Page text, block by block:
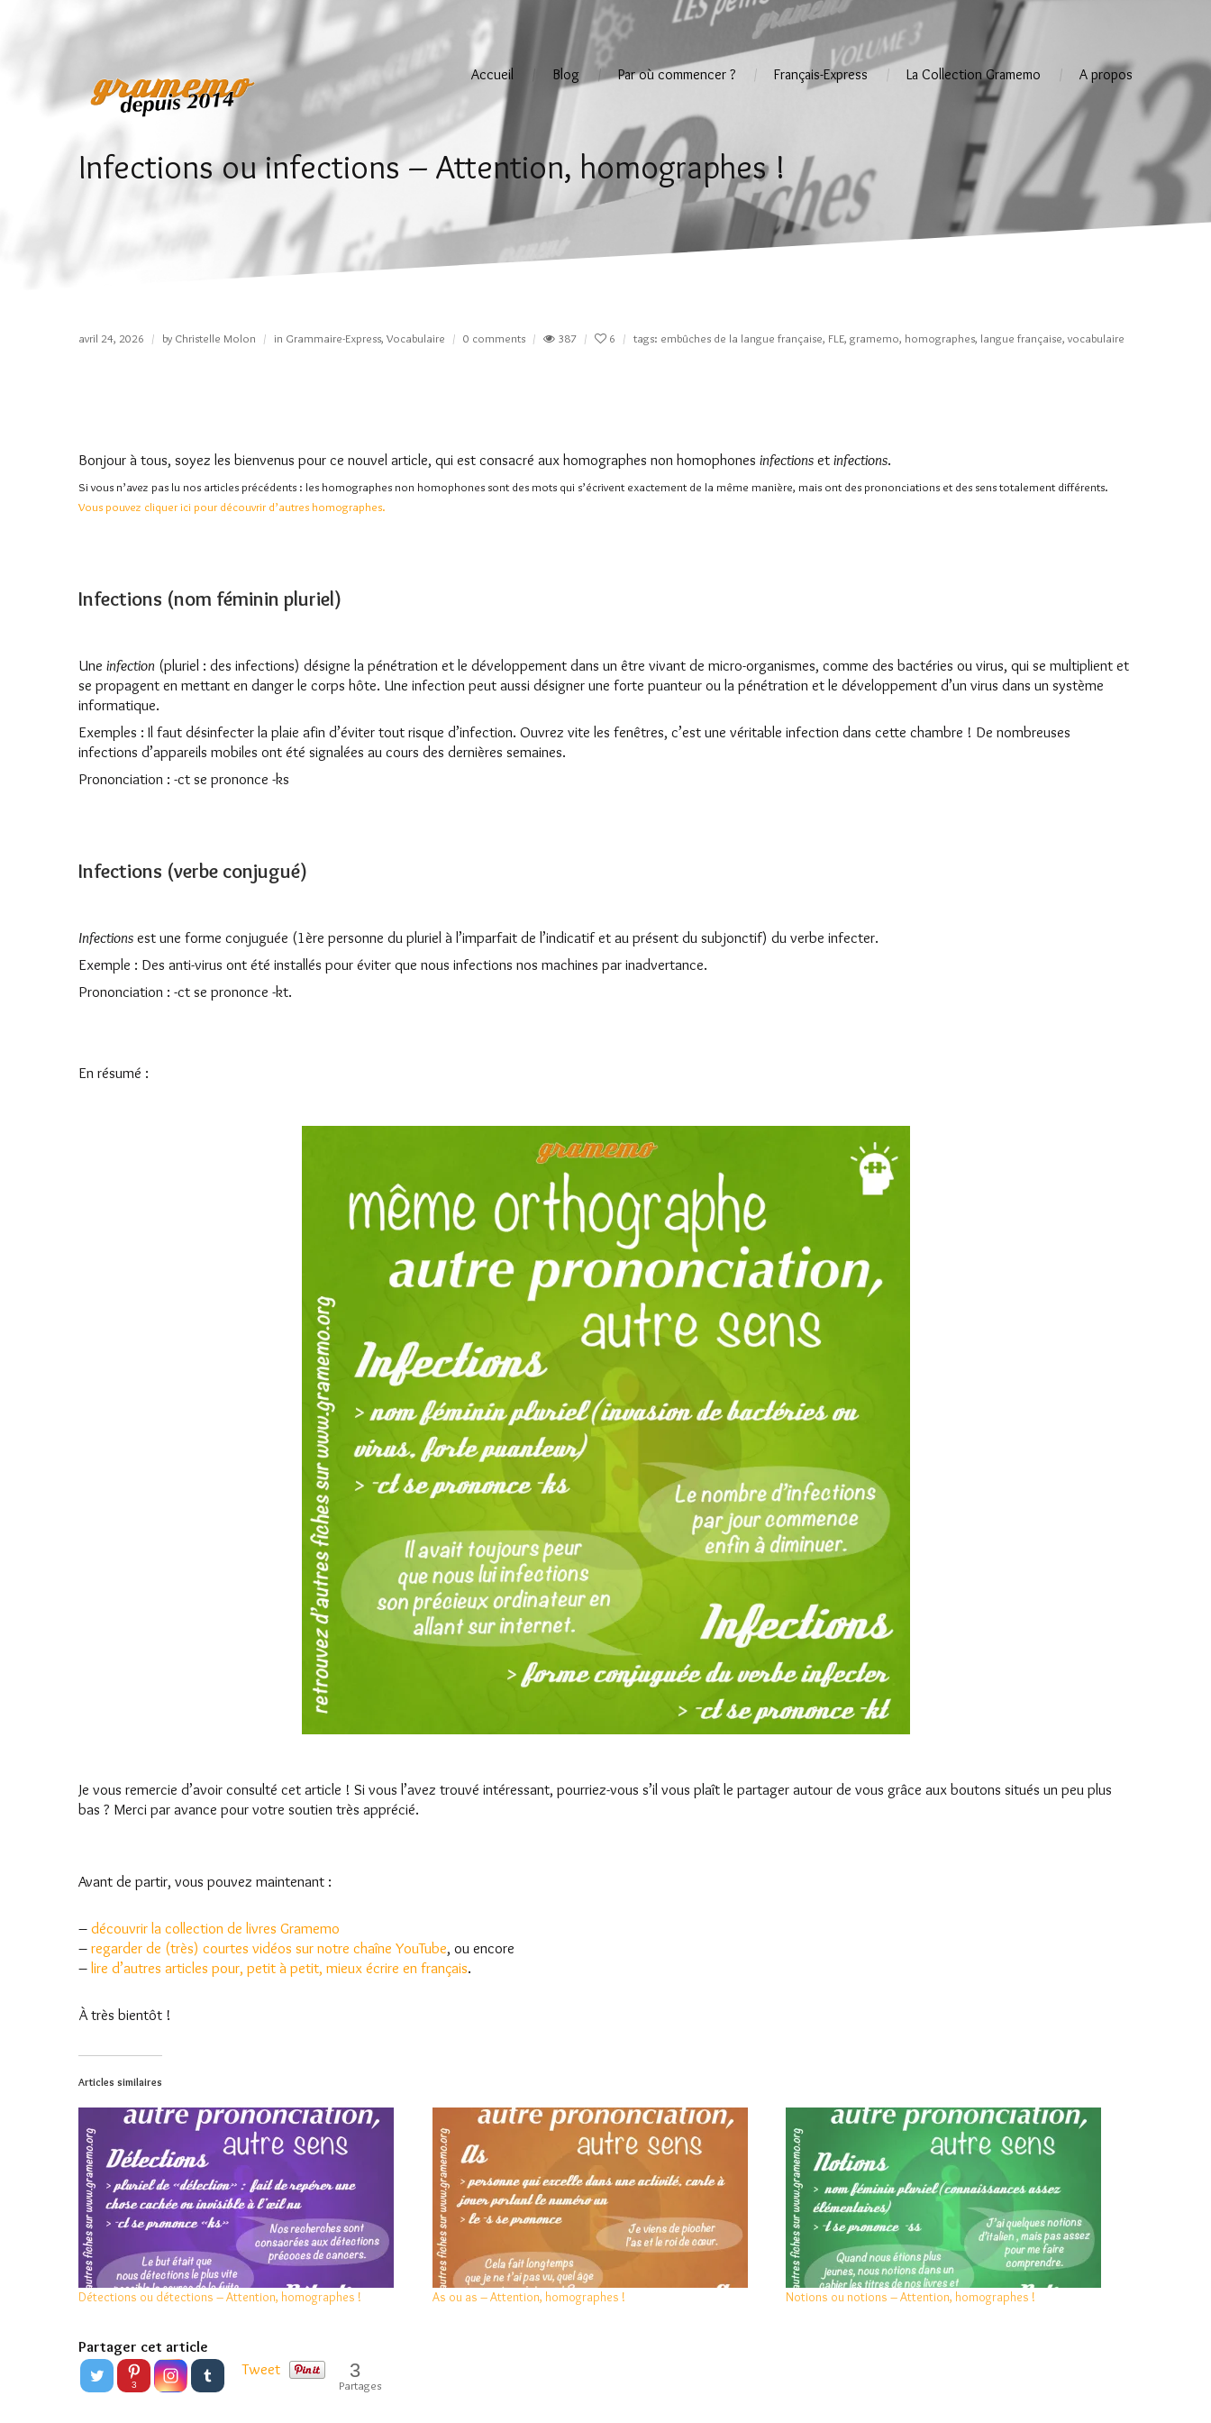
Accueil Blog Par où commencer ? Français-Express La Collection Gramemo A propos
Infections ou infections – Attention, homographes !
avril 24, 2026 by Christelle Molon in Grammaire-Express, Vocabulaire 0 comments 387 6 tags: embûches de la langue française, FLE, gramemo, homographes, langue française,vocabulaire
Bonjour à tous, soyez les bienvenus pour ce nouvel article, qui est consacré aux homographes non homophones infections et infections.
Si vous n’avez pas lu nos articles précédents : les homographes non homophones sont des mots qui s’écrivent exactement de la même manière, mais ont des prononciations et des sens totalement différents.
Vous pouvez cliquer ici pour découvrir d’autres homographes.
Infections (nom féminin pluriel)
Une infection (pluriel : des infections) désigne la pénétration et le développement dans un être vivant de micro-organismes, comme des bactéries ou virus, qui se multiplient et
se propagent en mettant en danger le corps hôte. Une infection peut aussi désigner une forte puanteur ou la pénétration et le développement d’un virus dans un système
informatique.
Exemples : Il faut désinfecter la plaie afin d’éviter tout risque d’infection. Ouvrez vite les fenêtres, c’est une véritable infection dans cette chambre ! De nombreuses
infections d’appareils mobiles ont été signalées au cours des dernières semaines.
Prononciation : -ct se prononce -ks
Infections (verbe conjugué)
Infections est une forme conjuguée (1ère personne du pluriel à l’imparfait de l’indicatif et au présent du subjonctif) du verbe infecter.
Exemple : Des anti-virus ont été installés pour éviter que nous infections nos machines par inadvertance.
Prononciation : -ct se prononce -kt.
En résumé :
Je vous remercie d’avoir consulté cet article ! Si vous l’avez trouvé intéressant, pourriez-vous s’il vous plaît le partager autour de vous grâce aux boutons situés un peu plus
bas ? Merci par avance pour votre soutien très apprécié.
Avant de partir, vous pouvez maintenant :
– découvrir la collection de livres Gramemo
– regarder de (très) courtes vidéos sur notre chaîne YouTube, ou encore
– lire d’autres articles pour, petit à petit, mieux écrire en français.
À très bientôt !
Articles similaires
Détections ou détections – Attention, homographes ! As ou as – Attention, homographes ! Notions ou notions – Attention, homographes !
Partager cet article
3
Tweet 3
Partages